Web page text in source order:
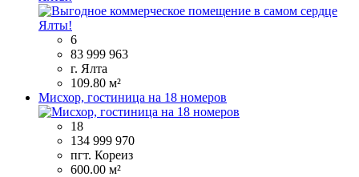
6
83 999 963
г. Ялта
109.80 м²
Мисхор, гостиница на 18 номеров
18
134 999 970
пгт. Кореиз
600.00 м²